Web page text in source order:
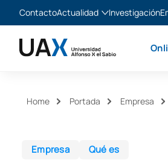
ContactoActualidad
Noticias
Investigación
Home Portada Empresa
Empresa Qué es